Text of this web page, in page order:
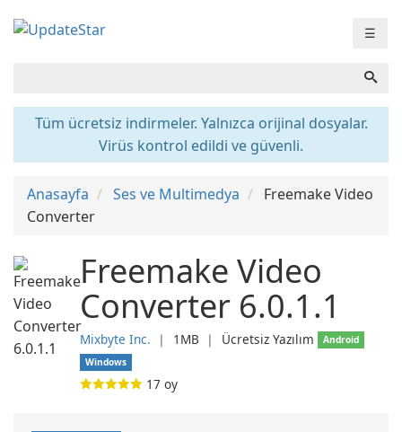
☰
Tüm ücretsiz indirmeler. Yalnızca orijinal dosyalar.
Virüs kontrol edildi ve güvenli.
Anasayfa Ses ve Multimedya
Freemake Video
Converter
Freemake Video
Converter 6.0.1.1
Mixbyte Inc. ❘ 1MB ❘ Ücretsiz Yazılım
Android
Windows
17 oy